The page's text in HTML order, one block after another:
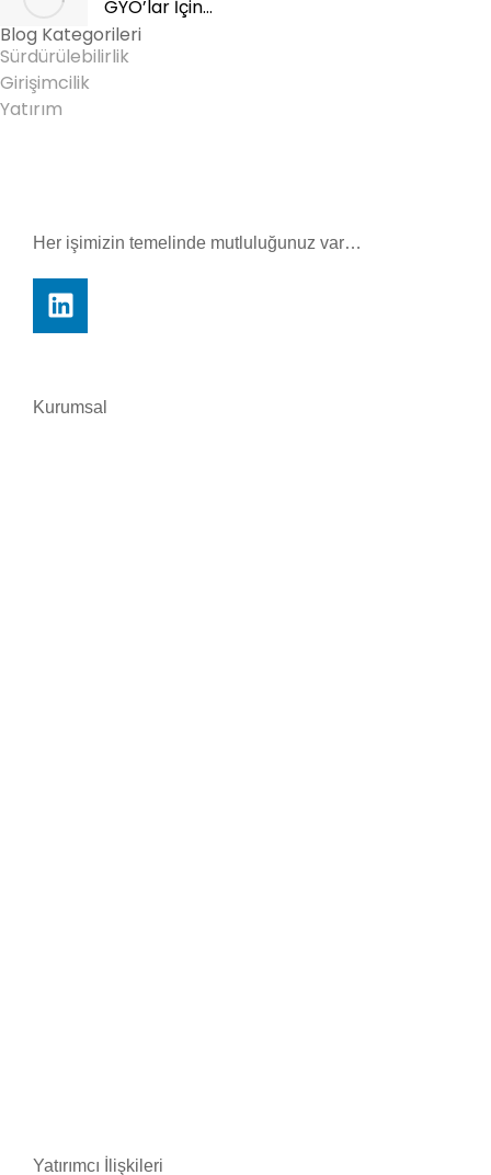
GYO’lar İçin…
Blog Kategorileri
Sürdürülebilirlik
Girişimcilik
Yatırım
Her işimizin temelinde mutluluğunuz var…
Kurumsal
Yatırımcı İlişkileri